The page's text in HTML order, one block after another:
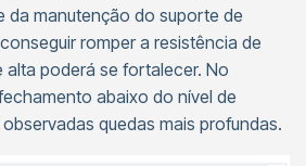
da manutenção do suporte de
romper a resistência de
alta poderá se fortalecer. No
abaixo do nível de
quedas mais profundas.